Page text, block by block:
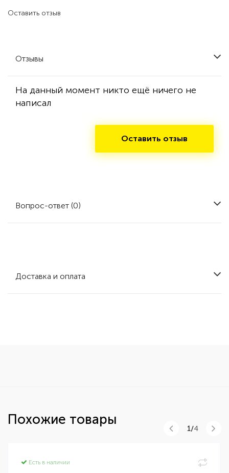
Оставить отзыв
Отзывы
На данный момент никто ещё ничего не
написал
Оставить отзыв
Вопрос-ответ (0)
Доставка и оплата
Похожие товары
Есть в наличии
1/4